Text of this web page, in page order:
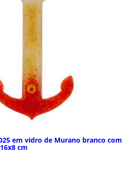
em vidro de Murano branco com
cm